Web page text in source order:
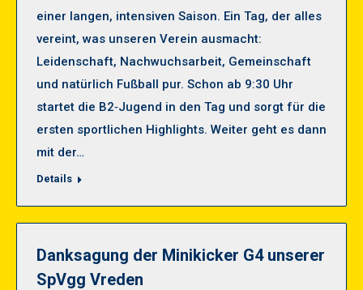
einer langen, intensiven Saison. Ein Tag, der alles
vereint, was unseren Verein ausmacht:
Leidenschaft, Nachwuchsarbeit, Gemeinschaft
und natürlich Fußball pur. Schon ab 9:30 Uhr
startet die B2‑Jugend in den Tag und sorgt für die
ersten sportlichen Highlights. Weiter geht es dann
mit der…
Details
Danksagung der Minikicker G4 unserer
SpVgg Vreden